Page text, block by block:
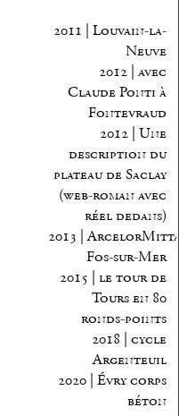
2011 | Louvain-la-
Neuve
2012 | avec
Claude Ponti à
Fontevraud
2012 | Une
description du
plateau de Saclay
(web-roman avec
réel dedans)
2013 | ArcelorMittal
Fos-sur-Mer
2015 | le tour de
Tours en 80
ronds-points
2018 | cycle
Argenteuil
2020 | Évry corps
béton